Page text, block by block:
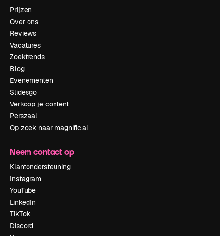
Prijzen
Over ons
Reviews
Vacatures
Zoektrends
Blog
Evenementen
Slidesgo
Verkoop je content
Perszaal
Op zoek naar magnific.ai
Neem contact op
Klantondersteuning
Instagram
YouTube
LinkedIn
TikTok
Discord